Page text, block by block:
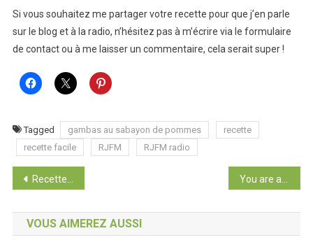
Si vous souhaitez me partager votre recette pour que j’en parle
sur le blog et à la radio, n’hésitez pas à m’écrire via le formulaire
de contact ou à me laisser un commentaire, cela serait super !
Tagged gambas au sabayon de pommes
recette
recette facile
RJFM RJFM radio
Navigation
de
l’article
Recette Autour du Monde : cheesecake japonais
VOUS AIMEREZ AUSSI